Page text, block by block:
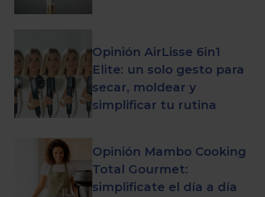
Opinión AirLisse 6in1
Elite: un solo gesto para
secar, moldear y
simplificar tu rutina
Opinión Mambo Cooking
Total Gourmet:
simplificate el día a día